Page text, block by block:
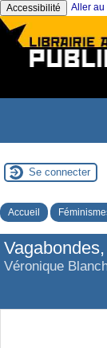
Accessibilité Aller au
Se connecter
Accueil
Véronique